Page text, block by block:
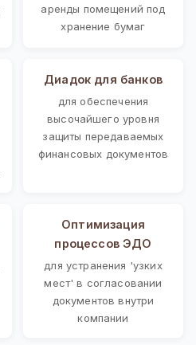
аренды помещений под
хранение бумаг
Диадок для банков
для обеспечения
высочайшего уровня
защиты передаваемых
финансовых документов
Оптимизация
процессов ЭДО
для устранения 'узких
мест' в согласовании
документов внутри
компании